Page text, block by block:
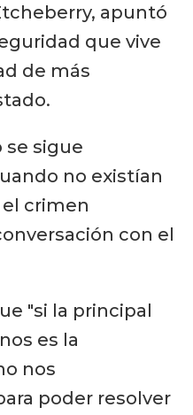
apuntó
que vive
de más
se sigue
no existían
crimen
con el
"si la principal
es la
nos
poder resolver